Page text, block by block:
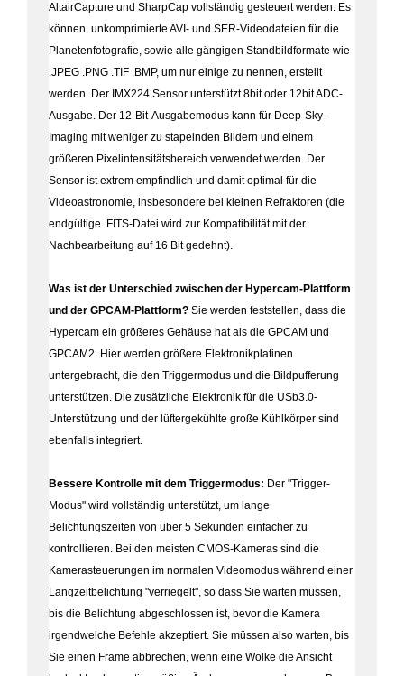
AltairCapture und SharpCap vollständig gesteuert werden. Es
können unkomprimierte AVI- und SER-Videodateien für die
Planetenfotografie, sowie alle gängigen Standbildformate wie
.JPEG .PNG .TIF .BMP, um nur einige zu nennen, erstellt
werden. Der IMX224 Sensor unterstützt 8bit oder 12bit ADC-
Ausgabe. Der 12-Bit-Ausgabemodus kann für Deep-Sky-
Imaging mit weniger zu stapelnden Bildern und einem
größeren Pixelintensitätsbereich verwendet werden. Der
Sensor ist extrem empfindlich und damit optimal für die
Videoastronomie, insbesondere bei kleinen Refraktoren (die
endgültige .FITS-Datei wird zur Kompatibilität mit der
Nachbearbeitung auf 16 Bit gedehnt).
Was ist der Unterschied zwischen der Hypercam-Plattform
und der GPCAM-Plattform? Sie werden feststellen, dass die
Hypercam ein größeres Gehäuse hat als die GPCAM und
GPCAM2. Hier werden größere Elektronikplatinen
untergebracht, die den Triggermodus und die Bildpufferung
unterstützen. Die zusätzliche Elektronik für die USb3.0-
Unterstützung und der lüftergekühlte große Kühlkörper sind
ebenfalls integriert.
Bessere Kontrolle mit dem Triggermodus: Der "Trigger-
Modus" wird vollständig unterstützt, um lange
Belichtungszeiten von über 5 Sekunden einfacher zu
kontrollieren. Bei den meisten CMOS-Kameras sind die
Kamerasteuerungen im normalen Videomodus während einer
Langzeitbelichtung "verriegelt", so dass Sie warten müssen,
bis die Belichtung abgeschlossen ist, bevor die Kamera
irgendwelche Befehle akzeptiert. Sie müssen also warten, bis
Sie einen Frame abbrechen, wenn eine Wolke die Ansicht